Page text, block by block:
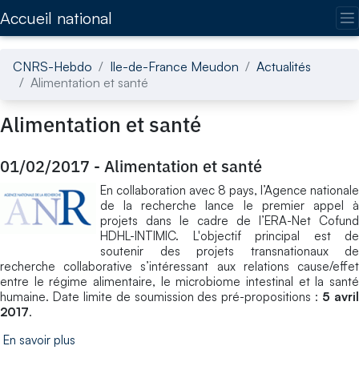
Accueil national
CNRS-Hebdo Ile-de-France Meudon
Actualités
Alimentation et santé
Alimentation et santé
01/02/2017 - Alimentation et santé
En collaboration avec 8 pays, l’Agence nationale
de la recherche lance le premier appel à
projets dans le cadre de l’ERA-Net Cofund
HDHL-INTIMIC. L'objectif principal est de
soutenir des projets transnationaux de
recherche collaborative s’intéressant aux relations cause/effet
entre le régime alimentaire, le microbiome intestinal et la santé
humaine. Date limite de soumission des pré-propositions : 5 avril
2017.
En savoir plus